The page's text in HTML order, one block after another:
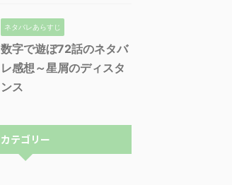
ネタバレあらすじ
数字で遊ぼ72話のネタバ
レ感想～星屑のディスタ
ンス
カテゴリー